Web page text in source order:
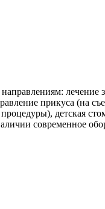
лечение
прикуса (на
детская
современное